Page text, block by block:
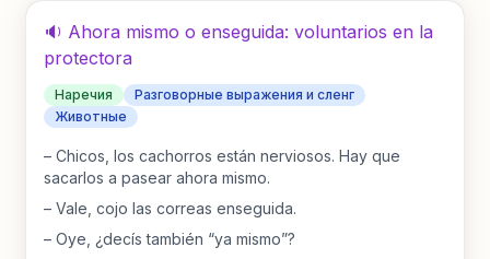
🔉 Ahora mismo o enseguida: voluntarios en la
protectora
Наречия
Разговорные выражения и сленг
Животные
– Chicos, los cachorros están nerviosos. Hay que
sacarlos a pasear ahora mismo.
– Vale, cojo las correas enseguida.
– Oye, ¿decís también “ya mismo”?